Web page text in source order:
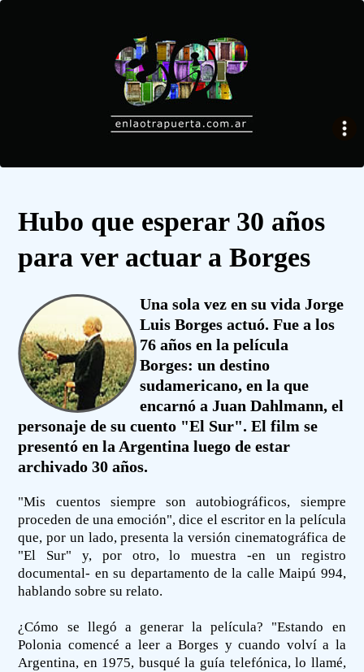
Hubo que esperar 30 años
para ver actuar a Borges
Una sola vez en su vida Jorge
Luis Borges actuó. Fue a los
76 años en la película
Borges: un destino
sudamericano, en la que
encarnó a Juan Dahlmann, el
personaje de su cuento "El Sur". El film se
presentó en la Argentina luego de estar
archivado 30 años.
"Mis cuentos siempre son autobiográficos, siempre
proceden de una emoción", dice el escritor en la película
que, por un lado, presenta la versión cinematográfica de
"El Sur" y, por otro, lo muestra -en un registro
documental- en su departamento de la calle Maipú 994,
hablando sobre su relato.
¿Cómo se llegó a generar la película? "Estando en
Polonia comencé a leer a Borges y cuando volví a la
Argentina, en 1975, busqué la guía telefónica, lo llamé,